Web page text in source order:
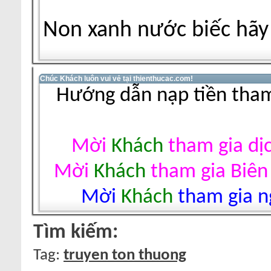
Non xanh nước biếc
Chúc Khách luôn vui vẻ tại thienthucac.com!
Hướng dẫn nạp tiền
Mời Khách tham gia
Mời Khách tham gia
Mời Khách tham gia
Tìm kiếm:
Tag: truyen ton thuong